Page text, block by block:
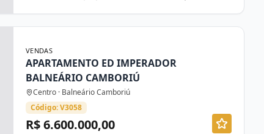
VENDAS
APARTAMENTO ED IMPERADOR
BALNEÁRIO CAMBORIÚ
Centro · Balneário Camboriú
Código: V3058
R$ 6.600.000,00